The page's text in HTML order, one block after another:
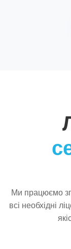
Ми працюємо
всі необхідні